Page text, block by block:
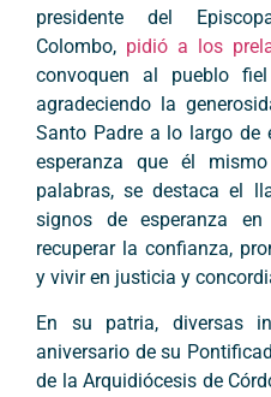
presidente del
Colombo, pidió a los
convoquen al pueblo
agradeciendo la
Santo Padre a lo largo de
esperanza que él
palabras, se destaca el
signos de esperanza
recuperar la confianza,
y vivir en justicia y
En su patria, diversas
aniversario de su
de la Arquidiócesis de